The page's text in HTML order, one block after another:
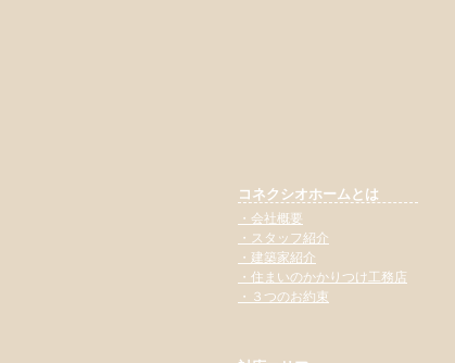
コネクシオホームとは
​・会社概要
​・スタッフ紹介
・建築家紹介
​・住まいのかかりつけ工務店
​・３つのお約束